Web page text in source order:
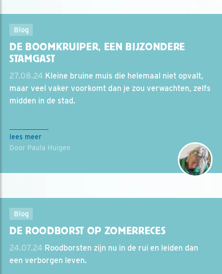
Blog
DE BOOMKRUIPER, EEN BIJZONDERE
STAMGAST
27.08.24 Kleine bruine muis die helemaal niet opvalt,
maar veel vaker voorkomt dan je zou verwachten, zelfs
midden in de stad.
lees meer
Door Paula Huigen
Blog
DE ROODBORST OP ZOMERRECES
24.07.24 Roodborsten zijn nu in de rui en leiden dan
een verborgen leven.